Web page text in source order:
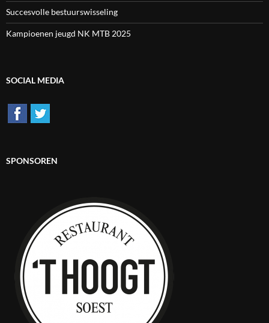
Succesvolle bestuurswisseling
Kampioenen jeugd NK MTB 2025
SOCIAL MEDIA
SPONSOREN